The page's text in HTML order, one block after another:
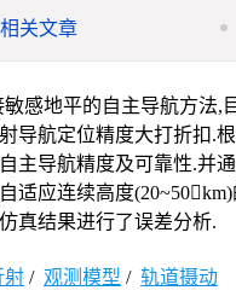
相关文章
感地平的自主导航方法
导航定位精度大打折扣.
主导航精度及可靠性.并
适应连续高度
真结果进行了误差分析.
射 / 观测模型 / 轨道摄动